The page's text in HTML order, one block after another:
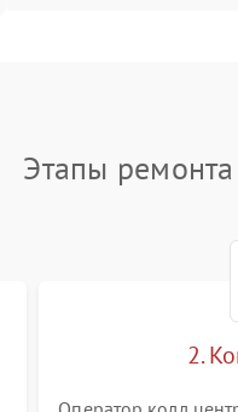
Неисправность пускового
Этапы
2.